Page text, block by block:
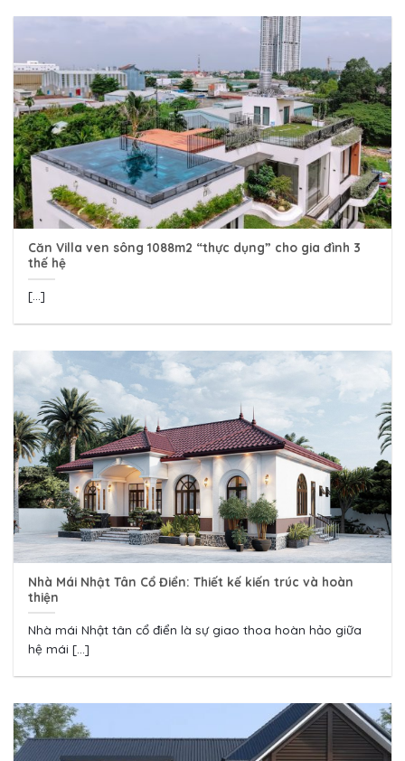
Căn Villa ven sông 1088m2 “thực dụng” cho gia đình 3
thế hệ
[...]
Nhà Mái Nhật Tân Cổ Điển: Thiết kế kiến trúc và hoàn
thiện
Nhà mái Nhật tân cổ điển là sự giao thoa hoàn hảo giữa
hệ mái [...]